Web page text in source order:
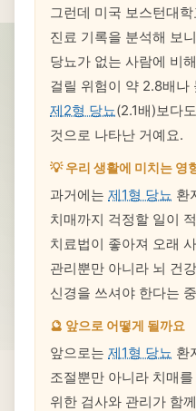
그런데 미국 보스턴대
진료 기록을 분석해 보
당뇨가 없는 사람에 비해
걸릴 위험이 약 2.8배나
제2형 당뇨(2.1배)보다
것으로 나타난 거예요.
💡 우리 생활에 미치는 영
과거에는 제1형 당뇨 환
치매까지 걱정할 일이
치료법이 좋아져 오래
관리뿐만 아니라 뇌 건
신경을 쓰셔야 한다는
🔮 앞으로 어떻게 될까요
앞으로는 제1형 당뇨 환
조절뿐만 아니라 치매
위한 검사와 관리가 함